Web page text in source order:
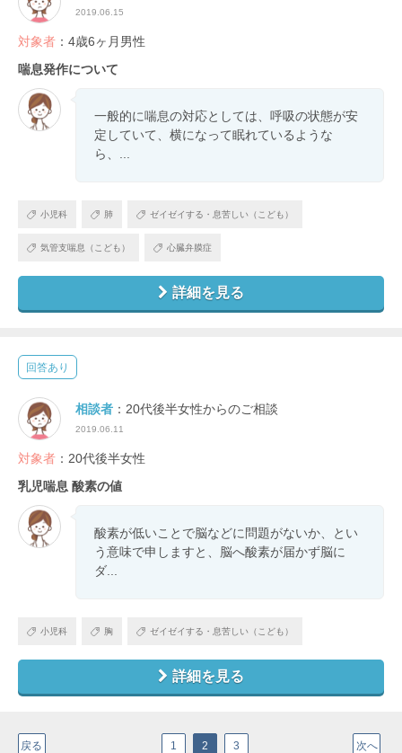
2019.06.15
対象者 ：4歳6ヶ月男性
喘息発作について
一般的に喘息の対応としては、呼吸の状態が安
定していて、横になって眠れているような
ら、...
小児科 肺 ゼイゼイする・息苦しい（こども）
気管支喘息（こども） 心臓弁膜症
詳細を見る
回答あり
相談者 ：20代後半女性からのご相談
2019.06.11
対象者 ：20代後半女性
乳児喘息 酸素の値
酸素が低いことで脳などに問題がないか、とい
う意味で申しますと、脳へ酸素が届かず脳に
ダ...
小児科 胸 ゼイゼイする・息苦しい（こども）
詳細を見る
戻る 次へ
1 2 3